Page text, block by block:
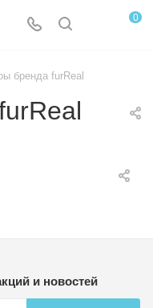
0
бренда furReal
и новостей